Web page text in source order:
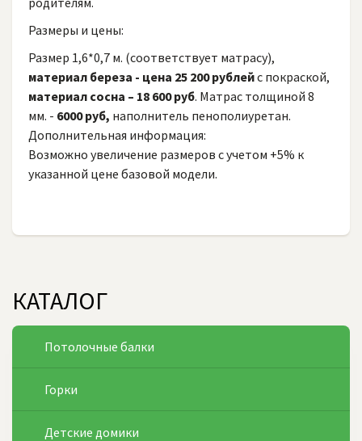
Размеры и цены:
Размер 1,6*0,7 м. (соответствует матрасу),
материал береза - цена 25 200 рублейс покраской,
материал сосна – 18 600 руб. Матрас толщиной 8
мм. - 6000 руб, наполнитель пенополиуретан.
Дополнительная информация:
Возможно увеличение размеров с учетом +5% к
указанной цене базовой модели.
КАТАЛОГ
Потолочные балки
Горки
Детские домики